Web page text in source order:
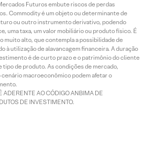
Futuros embute riscos de perdas
Commodity é um objeto ou determinante de
ou outro instrumento derivativo, podendo
uma taxa, um valor mobiliário ou produto físico. É
muito alto, que contempla a possibilidade de
à utilização de alavancagem financeira. A duração
é de curto prazo e o patrimônio do cliente
tipo de produto. As condições de mercado,
cenário macroeconômico podem afetar o
ADERENTE AO CÓDIGO ANBIMA DE
DE INVESTIMENTO.